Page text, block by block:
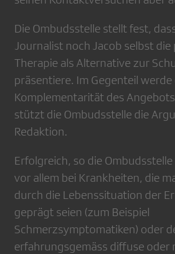
Die Ombudsstelle stellt fest,
Journalist noch Jacob selbst
Therapie als Alternative zur
präsentiere. Im Gegenteil werde
Komplementarität des
stützt die Ombudsstelle die
Redaktion.
Erfolgreich, so die Ombudsstelle
vor allem bei Krankheiten, die
durch die Lebenssituation der
geprägt seien (zum Beispiel
Schmerzsymptomatiken) oder
erfahrungsgemäss diffuse oder